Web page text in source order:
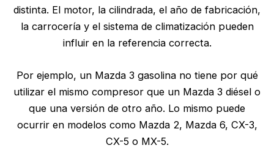
distinta. El motor, la cilindrada, el año de fabricación,
la carrocería y el sistema de climatización pueden
influir en la referencia correcta.
Por ejemplo, un Mazda 3 gasolina no tiene por qué
utilizar el mismo compresor que un Mazda 3 diésel o
que una versión de otro año. Lo mismo puede
ocurrir en modelos como Mazda 2, Mazda 6, CX-3,
CX-5 o MX-5.